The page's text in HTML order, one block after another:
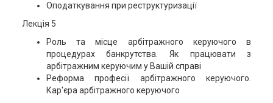
Оподаткування при реструктуризації
Лекція 5
Роль та місце арбітражного керуючого в
процедурах банкрутства. Як працювати з
арбітражним керуючим у Вашій справі
Реформа професії арбітражного керуючого.
Кар'єра арбітражного керуючого